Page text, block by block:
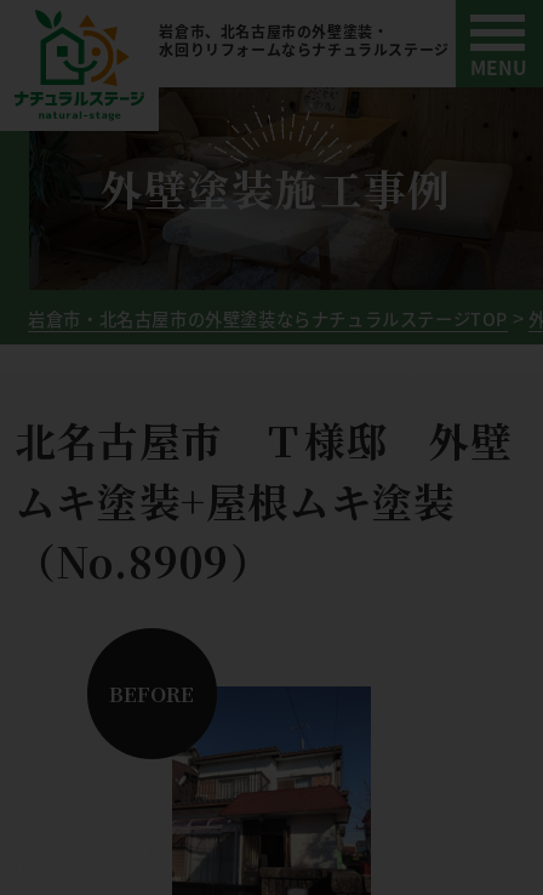
岩倉市、北名古屋市の外壁塗装・
水回りリフォームならナチュラルステージ
外壁塗装施工事例
岩倉市・北名古屋市の外壁塗装ならナチュラルステージTOP
北名古屋市 Ｔ様邸 外壁
ムキ塗装+屋根ムキ塗装
（No.8909）
BEFORE